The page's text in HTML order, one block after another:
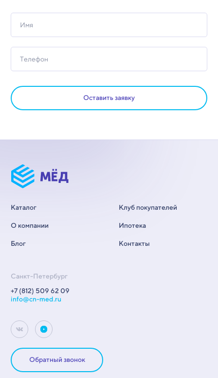
Оставить заявку
Каталог
О компании
Блог
Клуб покупателей
Ипотека
Контакты
Санкт-Петербург
+7 (812) 509 62 09
info@cn-med.ru
Обратный звонок